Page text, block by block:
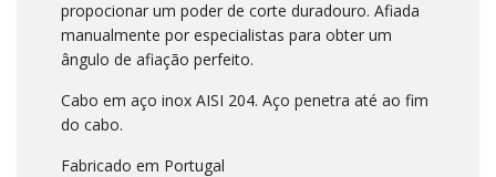
propocionar um poder de corte duradouro. Afiada
manualmente por especialistas para obter um
ângulo de afiação perfeito.
Cabo em aço inox AISI 204. Aço penetra até ao fim
do cabo.
Fabricado em Portugal